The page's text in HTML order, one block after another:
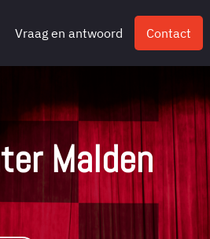
Vraag en antwoord Contact
Malden